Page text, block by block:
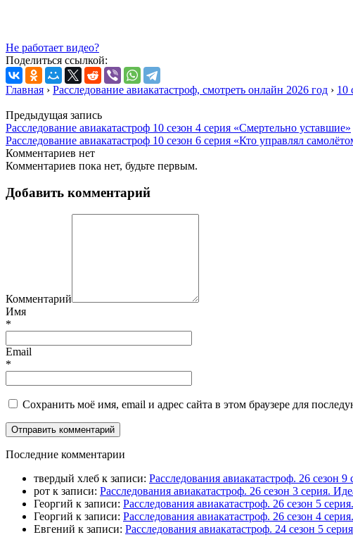
Не работает видео?
Поделиться ссылкой:
Главная › Расследование авиакатастроф, смотреть онлайн 2026 год › 10
Предыдущая запись
Расследование авиакатастроф 10 сезон 4 серия «Смертельно уставшие»
Расследование авиакатастроф 10 сезон 6 серия «Кто управлял
Комментариев нет
Комментариев пока нет, будьте первым.
Добавить комментарий
Комментарий
Имя
*
Email
*
Сохранить моё имя, email и адрес сайта в этом браузере для
Последние комментарии
твердый хлеб к записи: Расследования авиакатастроф. 26 сезон 9
рот к записи: Расследования авиакатастроф. 26 сезон 3 серия.
Георгий к записи: Расследования авиакатастроф. 26 сезон 5
Георгий к записи: Расследования авиакатастроф. 26 сезон 4
Евгений к записи: Расследования авиакатастроф. 24 сезон 5